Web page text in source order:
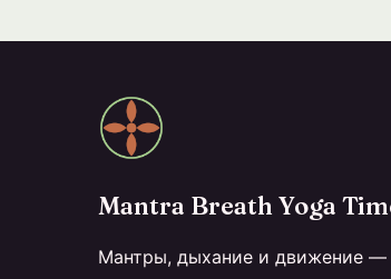
Mantra Breath Yoga
Мантры, дыхание и движение